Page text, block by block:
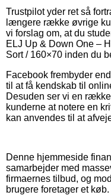
Trustpilot yder ret så
længere række øvrige
vi forslag om, at du
ELJ Up & Down One –
Sort / 160×70 inden du
Facebook frembyder
til at få kendskab til
Desuden ser vi en
kunderne at notere en
kan anvendes til at
Denne hjemmeside
samarbejder med
firmaernes tilbud, og
brugere foretager et køb.